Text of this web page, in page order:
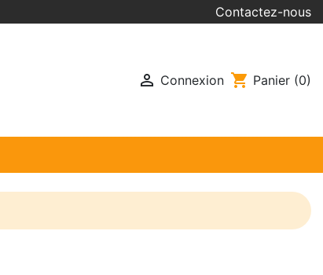
Contactez-nous
 Connexion shopping_cart Panier (0)